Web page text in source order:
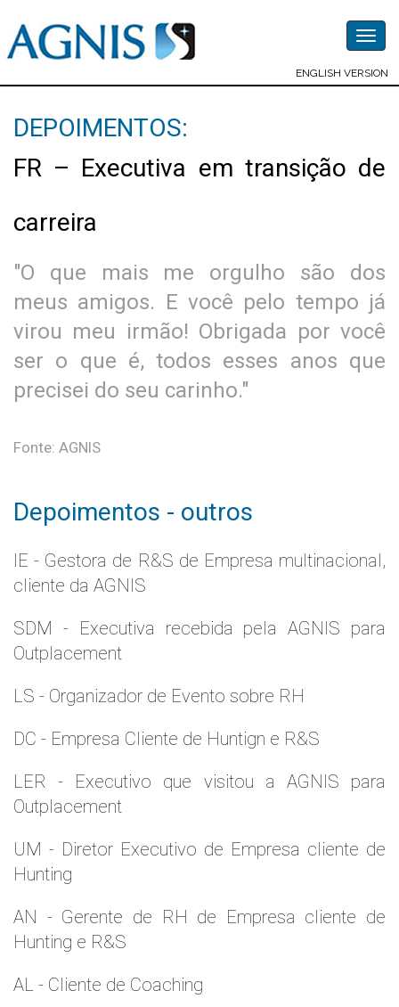
ENGLISH VERSION
DEPOIMENTOS:
FR – Executiva em transição de
carreira
"O que mais me orgulho são dos
meus amigos. E você pelo tempo já
virou meu irmão! Obrigada por você
ser o que é, todos esses anos que
precisei do seu carinho."
Fonte: AGNIS
Depoimentos - outros
IE - Gestora de R&S de Empresa multinacional,
cliente da AGNIS
SDM - Executiva recebida pela AGNIS para
Outplacement
LS - Organizador de Evento sobre RH
DC - Empresa Cliente de Huntign e R&S
LER - Executivo que visitou a AGNIS para
Outplacement
UM - Diretor Executivo de Empresa cliente de
Hunting
AN - Gerente de RH de Empresa cliente de
Hunting e R&S
AL - Cliente de Coaching